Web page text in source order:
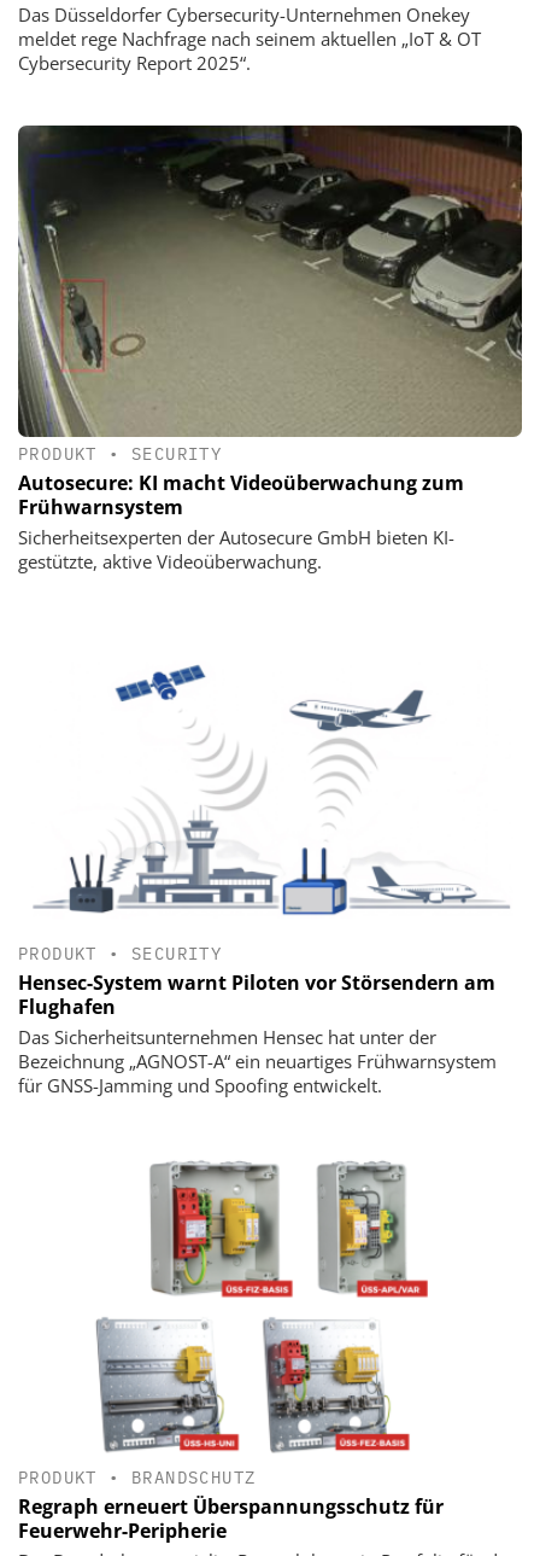
Das Düsseldorfer Cybersecurity-Unternehmen Onekey
meldet rege Nachfrage nach seinem aktuellen „IoT & OT
Cybersecurity Report 2025“.
PRODUKT • SECURITY
Autosecure: KI macht Videoüberwachung zum
Frühwarnsystem
Sicherheitsexperten der Autosecure GmbH bieten KI-
gestützte, aktive Videoüberwachung.
PRODUKT • SECURITY
Hensec-System warnt Piloten vor Störsendern am
Flughafen
Das Sicherheitsunternehmen Hensec hat unter der
Bezeichnung „AGNOST-A“ ein neuartiges Frühwarnsystem
für GNSS-Jamming und Spoofing entwickelt.
PRODUKT • BRANDSCHUTZ
Regraph erneuert Überspannungsschutz für
Feuerwehr-Peripherie